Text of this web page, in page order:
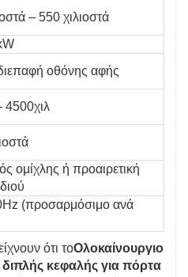
– 550 χιλιοστά
οθόνης αφής
4500χιλ
ομίχλης ή προαιρετική
(προσαρμόσιμο ανά
ότι τοΟλοκαίνουργιο
διπλής κεφαλής για πόρτα